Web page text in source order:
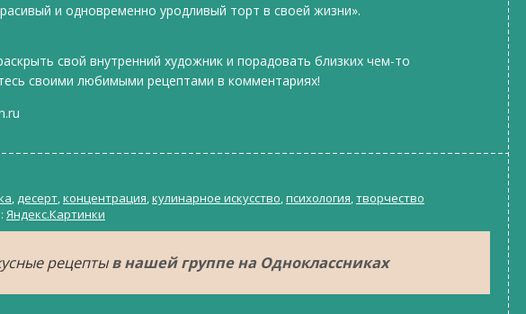
и одновременно уродливый торт в своей жизни».
свой внутренний художник и порадовать близких чем-то
своими любимыми рецептами в комментариях!
десерт концентрация кулинарное искусство психология творчество
Яндекс.Картинки
рецептыв нашей группе на Одноклассниках